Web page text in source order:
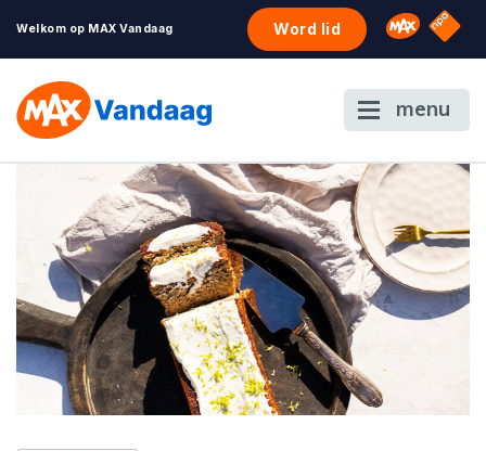
Welkom op MAX Vandaag Word lid Omroep
NPO
menu